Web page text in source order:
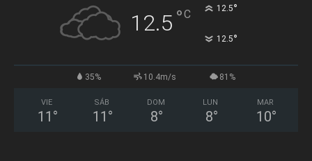
12.5 °C 12.5°
12.5°
35% 10.4m/s 81%
VIE
11 °
SÁB
11 °
DOM
8°
LUN
8°
MAR
10°